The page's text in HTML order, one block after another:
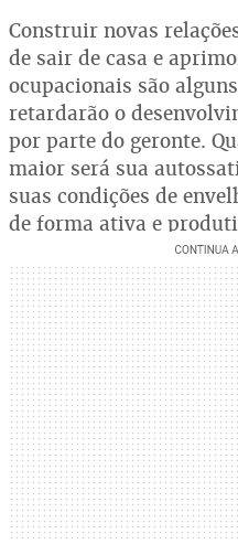
Construir novas
de sair de casa e
ocupacionais são
retardarão o
por parte do geronte.
maior será sua
suas condições de
de forma ativa e